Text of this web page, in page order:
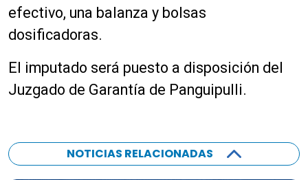
efectivo, una balanza y bolsas
dosificadoras.
El imputado será puesto a disposición del
Juzgado de Garantía de Panguipulli.
NOTICIAS RELACIONADAS